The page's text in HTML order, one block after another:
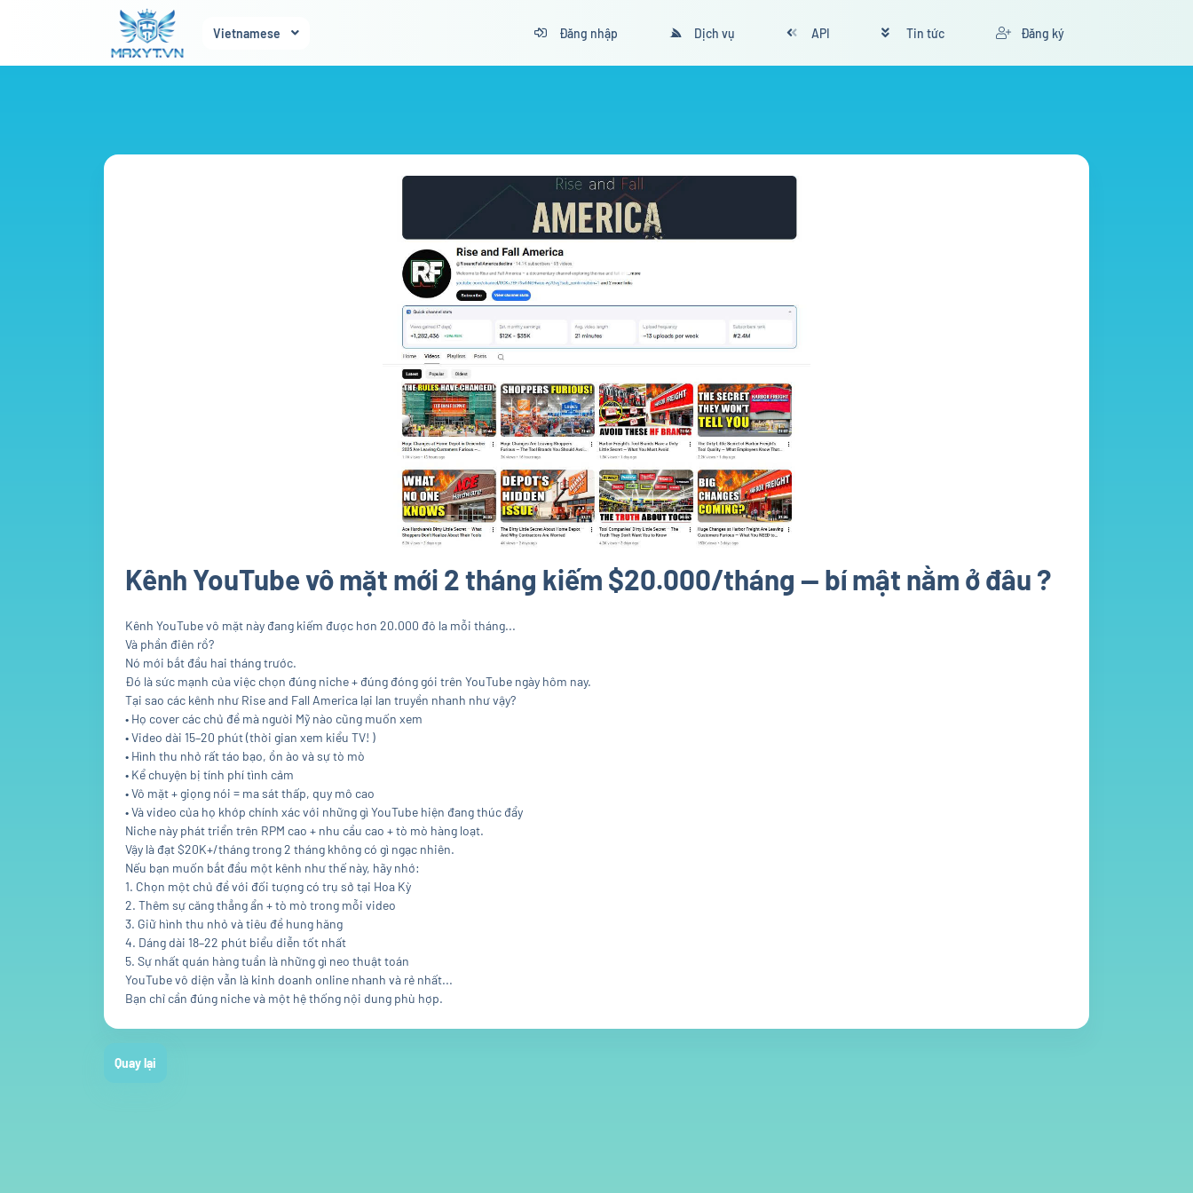
Vietnamese Đăng nhập Dịch vụ API Tin tức Đăng ký
Kênh YouTube vô mặt mới 2 tháng kiếm $20.000/tháng — bí mật nằm ở đâu ?
Kênh YouTube vô mặt này đang kiếm được hơn 20.000 đô la mỗi tháng...
Và phần điên rồ?
Nó mới bắt đầu hai tháng trước.
Đó là sức mạnh của việc chọn đúng niche + đúng đóng gói trên YouTube ngày hôm nay.
Tại sao các kênh như Rise and Fall America lại lan truyền nhanh như vậy?
• Họ cover các chủ đề mà người Mỹ nào cũng muốn xem
• Video dài 15–20 phút (thời gian xem kiểu TV! )
• Hình thu nhỏ rất táo bạo, ồn ào và sự tò mò
• Kể chuyện bị tính phí tình cảm
• Vô mặt + giọng nói = ma sát thấp, quy mô cao
• Và video của họ khớp chính xác với những gì YouTube hiện đang thúc đẩy
Niche này phát triển trên RPM cao + nhu cầu cao + tò mò hàng loạt.
Vậy là đạt $20K+/tháng trong 2 tháng không có gì ngạc nhiên.
Nếu bạn muốn bắt đầu một kênh như thế này, hãy nhớ:
1. Chọn một chủ đề với đối tượng có trụ sở tại Hoa Kỳ
2. Thêm sự căng thẳng ẩn + tò mò trong mỗi video
3. Giữ hình thu nhỏ và tiêu đề hung hăng
4. Dáng dài 18–22 phút biểu diễn tốt nhất
5. Sự nhất quán hàng tuần là những gì neo thuật toán
YouTube vô diện vẫn là kinh doanh online nhanh và rẻ nhất...
Bạn chỉ cần đúng niche và một hệ thống nội dung phù hợp.
Quay lại